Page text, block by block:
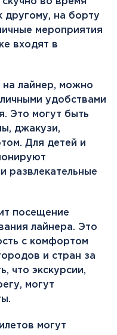
другому, на борту
мероприятия
входят в
на лайнер, можно
удобствами
Это могут быть
джакузи,
Для детей и
развлекательные
посещение
лайнера. Это
с комфортом
и стран за
что экскурсии,
могут
могут